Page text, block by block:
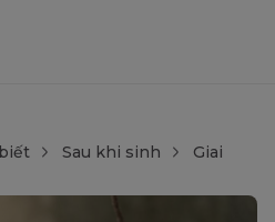
Sau khi sinh
Giai